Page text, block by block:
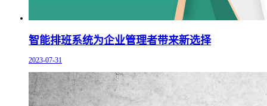
智能排班系统为企业管理者带来新选择
2023-07-31